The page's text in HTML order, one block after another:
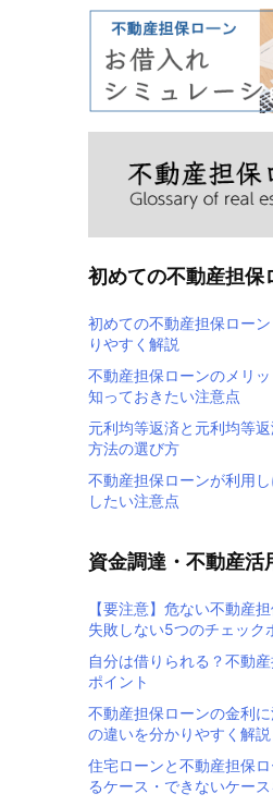
初めての不動産担保
初めての不動産担保ロー
りやすく解説
不動産担保ローンのメリ
知っておきたい注意点
元利均等返済と元利均等
方法の選び方
不動産担保ローンが利用
したい注意点
資金調達・不動産活
【要注意】危ない不動産
失敗しない5つのチェック
自分は借りられる？不動
ポイント
不動産担保ローンの金利
の違いを分かりやすく解説
住宅ローンと不動産担保
るケース・できないケー